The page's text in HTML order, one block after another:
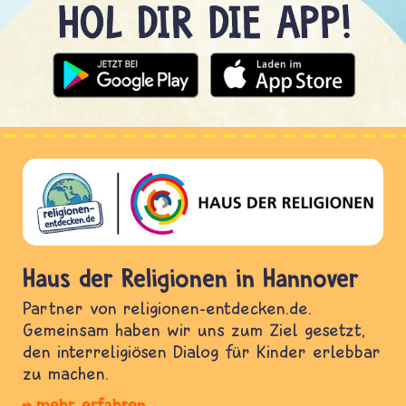
Haus der Religionen in Hannover
Partner von religionen-entdecken.de.
Gemeinsam haben wir uns zum Ziel gesetzt,
den interreligiösen Dialog für Kinder erlebbar
zu machen.